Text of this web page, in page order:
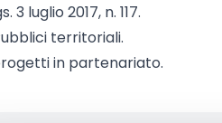
3 luglio 2017, n. 117.
territoriali.
in partenariato.